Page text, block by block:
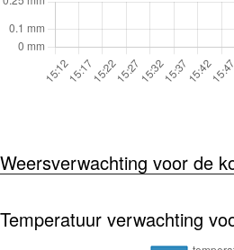
Weersverwachting voor de
Temperatuur verwachting